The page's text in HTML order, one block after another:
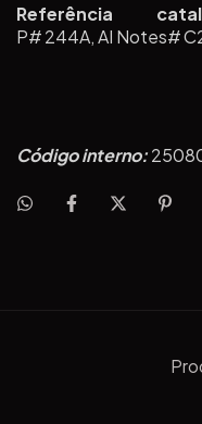
Referência
P# 244A, AI Notes#
Código interno: